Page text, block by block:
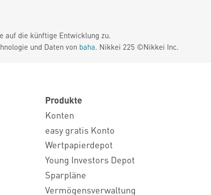
auf die künftige Entwicklung zu.
und Daten von baha. Nikkei 225 ©Nikkei Inc.
Produkte
Konten
easy gratis Konto
Wertpapierdepot
Young Investors Depot
Sparpläne
Vermögensverwaltung